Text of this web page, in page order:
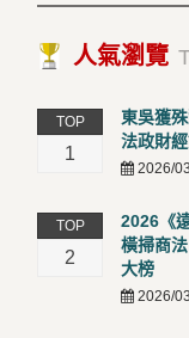
人氣瀏覽
TOP
1
東吳獲
法政財
2026/
TOP
2
2026《
橫掃商
大榜
2026/